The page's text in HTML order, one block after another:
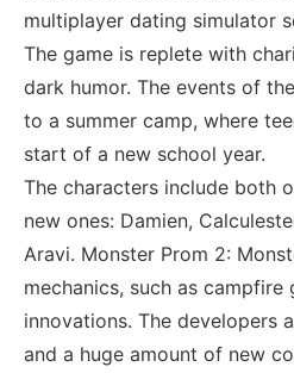
multiplayer dating simulator
The game is replete with
dark humor. The events of
to a summer camp, where
start of a new school year.
The characters include both
new ones: Damien,
Aravi. Monster Prom 2:
mechanics, such as
innovations. The developers
and a huge amount of new